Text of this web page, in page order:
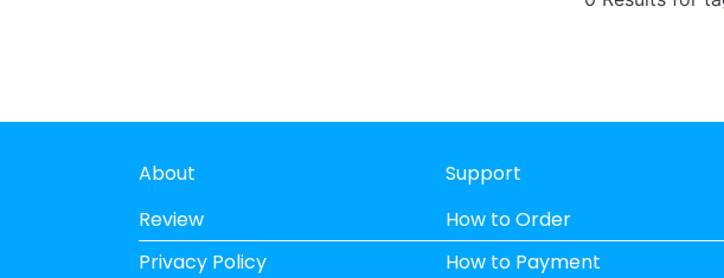
About
Review
Privacy Policy
Support
How to Order
How to Payment